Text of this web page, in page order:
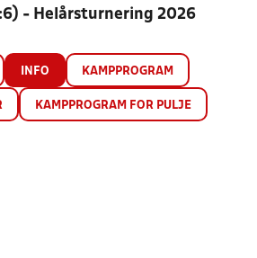
- Helårsturnering 2026
INFO KAMPPROGRAM
KAMPPROGRAM FOR PULJE